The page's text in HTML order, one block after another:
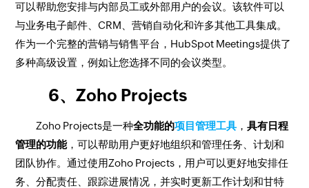
可以帮助您安排与内部员工或外部用户的会议。该软件可以
与业务电子邮件、CRM、营销自动化和许多其他工具集成。
作为一个完整的营销与销售平台，HubSpot Meetings提供了
多种高级设置，例如让您选择不同的会议类型。
6、Zoho Projects
Zoho Projects是一种全功能的项目管理工具 ，具有日程
管理的功能，可以帮助用户更好地组织和管理任务、计划和
团队协作。通过使用Zoho Projects，用户可以更好地安排任
务、分配责任、跟踪进展情况，并实时更新工作计划和甘特